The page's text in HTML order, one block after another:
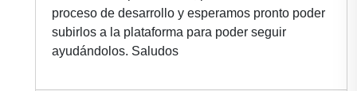
proceso de desarrollo y esperamos pronto poder
subirlos a la plataforma para poder seguir
ayudándolos. Saludos